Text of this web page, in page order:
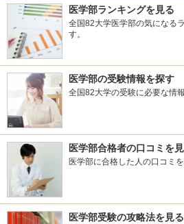
医学部ランキングを見る
全国82大学医学部の気になる
す。
医学部の受験情報を探す
全国82大学の受験に必要な情
医学部合格者の口コミを
医学部に合格した人の口コミ
医学部受験の攻略法を見る